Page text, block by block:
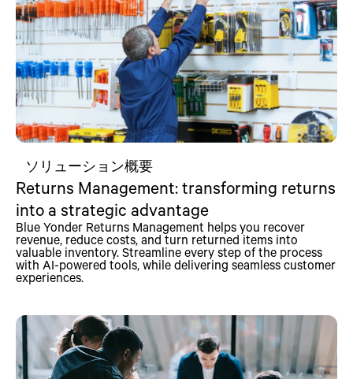
ソリューション概要
Returns Management: transforming returns
into a strategic advantage
Blue Yonder Returns Management helps you recover
revenue, reduce costs, and turn returned items into
valuable inventory. Streamline every step of the process
with AI-powered tools, while delivering seamless customer
experiences.